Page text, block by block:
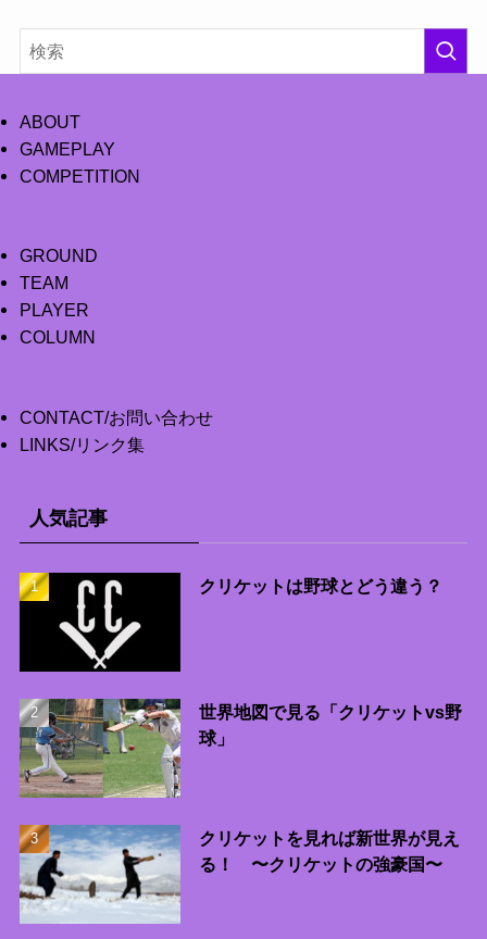
ABOUT
GAMEPLAY
COMPETITION
GROUND
TEAM
PLAYER
COLUMN
CONTACT/お問い合わせ
LINKS/リンク集
人気記事
クリケットは野球とどう違う？
世界地図で見る「クリケットvs野
球」
クリケットを見れば新世界が見え
る！ 〜クリケットの強豪国〜